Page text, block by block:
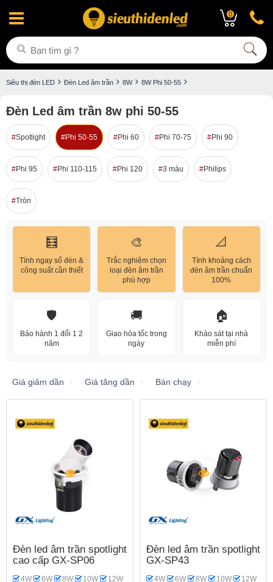
0
Siêu thị đèn LED Đèn Led âm trần 8W 8W Phi 50-55
Đèn Led âm trần 8w phi 50-55
Spotlight Phi 50-55 Phi 60 Phi 70-75 Phi 90
Phi 95 Phi 110-115 Phi 120 3 màu Philips
Tròn
🧮
Tính ngay số đèn &
công suất cần thiết
🎨
Trắc nghiệm chọn
loại đèn âm trần
phù hợp
📐
Tính khoảng cách
đèn âm trần chuẩn
100%
🛡️
Bảo hành 1 đổi 1 2
năm
🚚
Giao hỏa tốc trong
ngày
🏠
Khảo sát tại nhà
miễn phí
Giá giảm dần Giá tăng dần Bán chạy
Đèn led âm trần spotlight
cao cấp GX-SP06
4W 6W 8W 10W
12W
Đèn led âm trần spotlight
GX-SP43
4W 6W 8W 10W
12W